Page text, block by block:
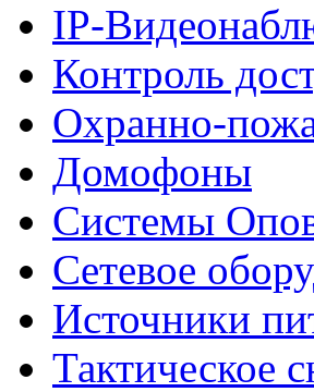
IP-
Контроль
Охранно-
Домофоны
Системы
Сетевое
Источники
Тактическое